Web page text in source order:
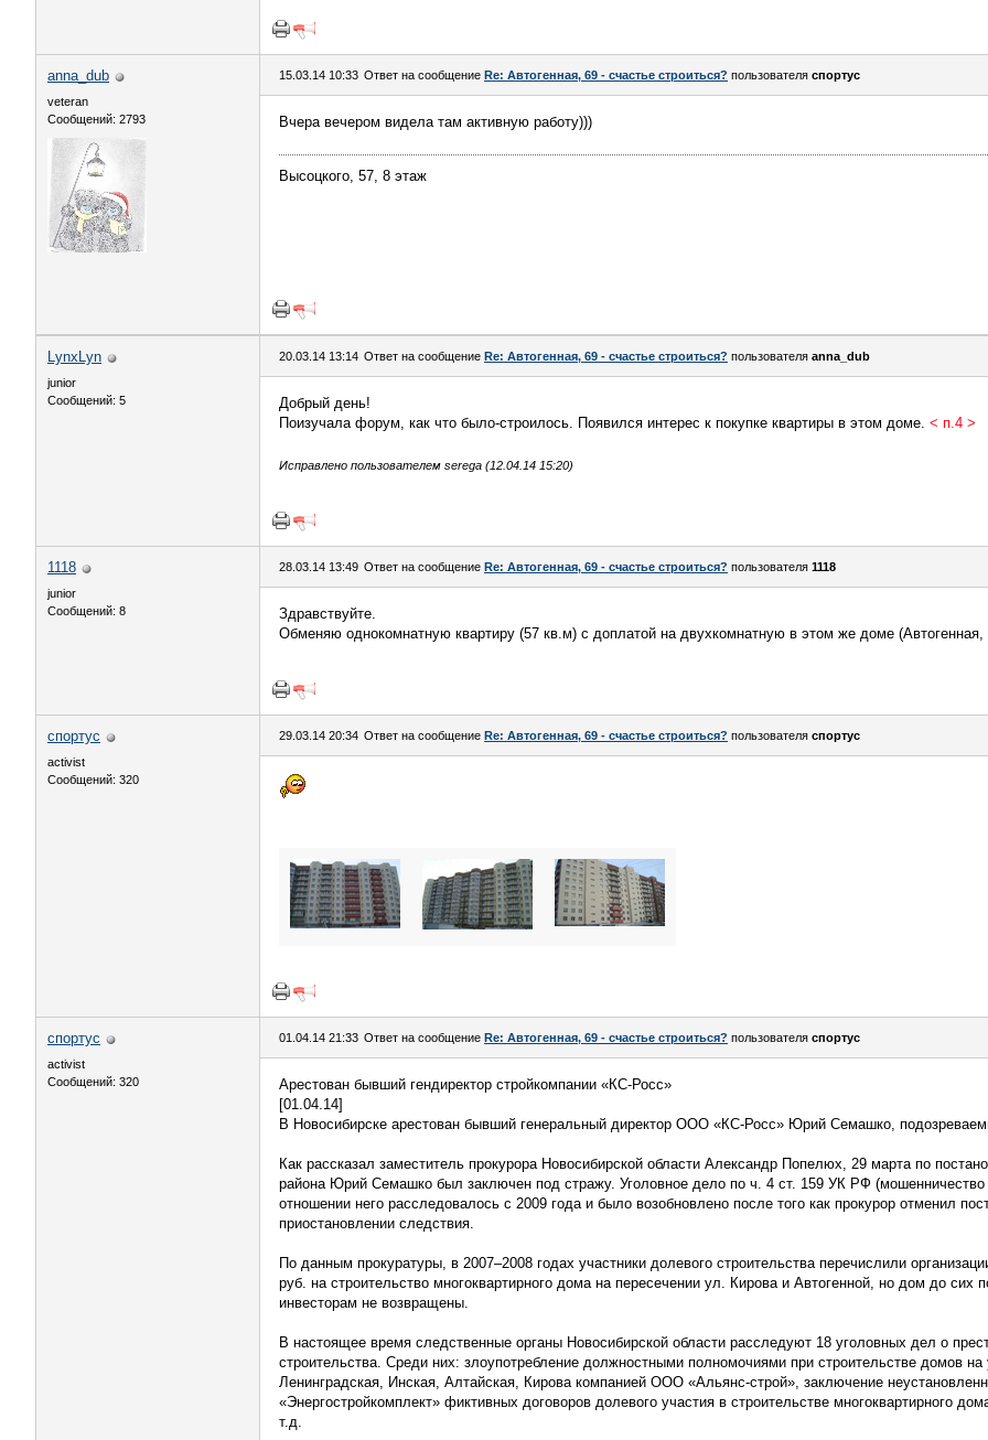
anna_dub
veteran
Сообщений: 2793
15.03.14 10:33 Ответ на сообщение Re: Автогенная, 69 - счастье строиться? пользователя спортус
Вчера вечером видела там активную работу)))
Высоцкого, 57, 8 этаж
LynxLyn
junior
Сообщений: 5
20.03.14 13:14 Ответ на сообщение Re: Автогенная, 69 - счастье строиться? пользователя anna_dub
Добрый день!
Поизучала форум, как что было-строилось. Появился интерес к покупке квартиры в этом доме. < п.4 >
Исправлено пользователем serega (12.04.14 15:20)
1118
junior
Сообщений: 8
28.03.14 13:49 Ответ на сообщение Re: Автогенная, 69 - счастье строиться? пользователя 1118
Здравствуйте.
Обменяю однокомнатную квартиру (57 кв.м) с доплатой на двухкомнатную в этом же доме (Автогенная,
спортус
activist
Сообщений: 320
29.03.14 20:34 Ответ на сообщение Re: Автогенная, 69 - счастье строиться? пользователя спортус
спортус
activist
Сообщений: 320
01.04.14 21:33 Ответ на сообщение Re: Автогенная, 69 - счастье строиться? пользователя спортус
Aрестован бывший гендиректор стройкомпании «КС-Росс»
[01.04.14]
В Новосибирске арестован бывший генеральный директор ООО «КС-Росс» Юрий Семашко,
Как рассказал заместитель прокурора Новосибирской области Александр Попелюх, 29 марта по
района Юрий Семашко был заключен под стражу. Уголовное дело по ч. 4 ст. 159 УК РФ (мошенничество
отношении него расследовалось с 2009 года и было возобновлено после того как прокурор отменил
приостановлении следствия.
По данным прокуратуры, в 2007–2008 годах участники долевого строительства перечислили
руб. на строительство многоквартирного дома на пересечении ул. Кирова и Автогенной, но дом до сих
инвесторам не возвращены.
В настоящее время следственные органы Новосибирской области расследуют 18 уголовных дел о
строительства. Среди них: злоупотребление должностными полномочиями при строительстве домов
Ленинградская, Инская, Алтайская, Кирова компанией ООО «Альянс-строй», заключение
«Энергостройкомплект» фиктивных договоров долевого участия в строительстве многоквартирного
т.д.